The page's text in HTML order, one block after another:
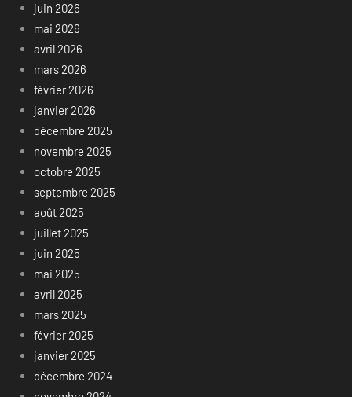
juin 2026
mai 2026
avril 2026
mars 2026
février 2026
janvier 2026
décembre 2025
novembre 2025
octobre 2025
septembre 2025
août 2025
juillet 2025
juin 2025
mai 2025
avril 2025
mars 2025
février 2025
janvier 2025
décembre 2024